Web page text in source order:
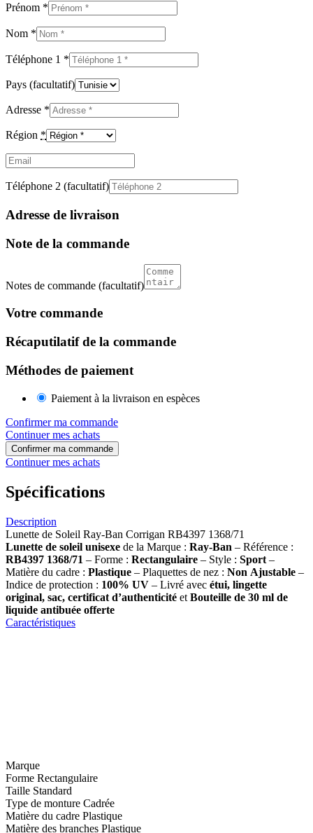
Prénom *
Nom *
Téléphone 1 *
Pays (facultatif)
Adresse *
Région *
Email
Téléphone 2 (facultatif)
Adresse de livraison
Note de la commande
Notes de commande (facultatif)
Votre commande
Récaputilatif de la commande
Méthodes de paiement
Paiement à la livraison en espèces
Confirmer ma commande
Continuer mes achats
Confirmer ma commande
Continuer mes achats
Spécifications
Description
Lunette de Soleil Ray-Ban Corrigan RB4397 1368/71
Lunette de soleil unisexe de la Marque : Ray-Ban – Référence :
RB4397 1368/71 – Forme : Rectangulaire – Style : Sport –
Matière du cadre : Plastique – Plaquettes de nez : Non Ajustable –
Indice de protection : 100% UV – Livré avec étui, lingette
original, sac, certificat d’authenticité et Bouteille de 30 ml de
liquide antibuée offerte
Caractéristiques
Marque
Forme Rectangulaire
Taille Standard
Type de monture Cadrée
Matière du cadre Plastique
Matière des branches Plastique